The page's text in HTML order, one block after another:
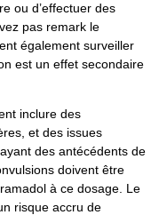
ou d’effectuer des
pas remark le
également surveiller
est un effet secondaire
inclure des
et des issues
des antécédents de
doivent être
à ce dosage. Le
risque accru de